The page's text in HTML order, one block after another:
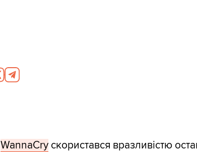
WannaCryскористався вразливістю